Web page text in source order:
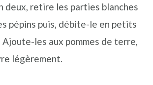
deux, retire les parties blanches
pépins puis, débite-le en petits
Ajoute-les aux pommes de terre,
légèrement.